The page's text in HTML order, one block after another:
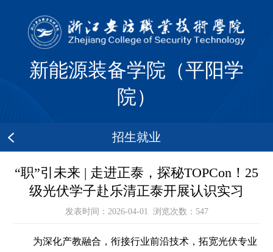
新能源装备学院（平阳学
院）
招生就业
“职”引未来 | 走进正泰，探秘TOPCon！25
级光伏学子赴乐清正泰开展认识实习
发表时间：2026-04-01 浏览次数： 547
为深化产教融合，衔接行业前沿技术，拓宽光伏专业